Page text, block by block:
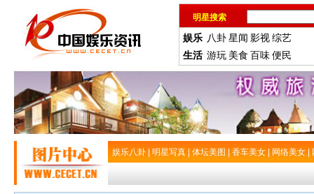
明星搜索
娱乐 八卦星闻 影视综艺
生活 游玩 美食 百味便民
娱乐八卦 明星写真 体坛美图 香车美女 网络美女